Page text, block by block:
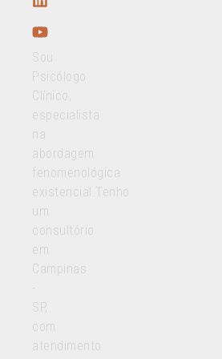
Sou
Psicólogo
Clínico,
especialista
na
abordagem
fenomenológica
existencial.Tenho
um
consultório
em
Campinas
-
SP,
com
atendimento